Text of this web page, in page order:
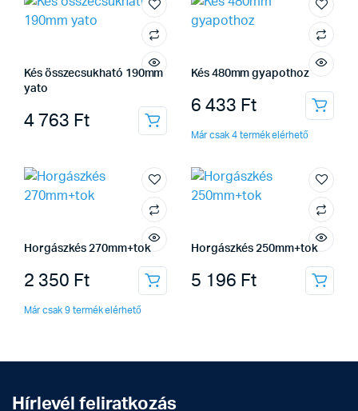
Kés összecsukható 190mm
yato
4 763 Ft
Kés 480mm gyapothoz
6 433 Ft
Már csak 4 termék elérhető
Horgászkés 270mm+tok
2 350 Ft
Már csak 9 termék elérhető
Horgászkés 250mm+tok
5 196 Ft
Hírlevél feliratkozás